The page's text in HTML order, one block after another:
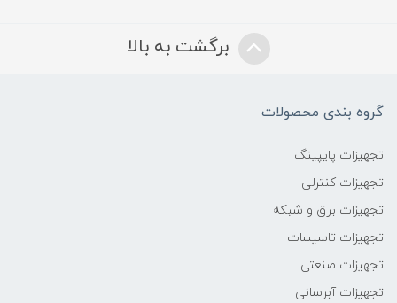
برگشت به بالا
گروه بندی محصولات
تجهیزات پایپینگ
تجهیزات کنترلی
تجهیزات برق و شبکه
تجهیزات تاسیسات
تجهیزات صنعتی
تجهیزات آبرسانی